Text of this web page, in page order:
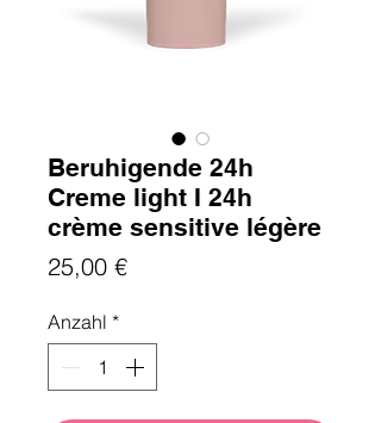
Beruhigende 24h
Creme light I 24h
crème sensitive légère
25,00 €Preis
Anzahl *